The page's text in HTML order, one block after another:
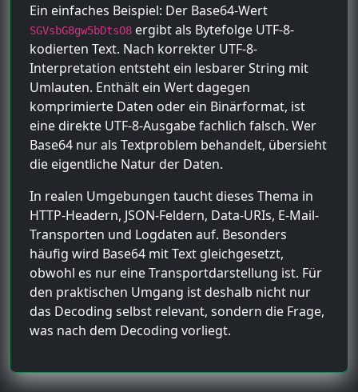
Ein einfaches Beispiel: Der Base64-Wert
SGVsbG8gw5bDtsO8 ergibt als Bytefolge UTF-8-
kodierten Text. Nach korrekter UTF-8-
Interpretation entsteht ein lesbarer String mit
Umlauten. Enthält ein Wert dagegen
komprimierte Daten oder ein Binärformat, ist
eine direkte UTF-8-Ausgabe fachlich falsch. Wer
Base64 nur als Textproblem behandelt, übersieht
die eigentliche Natur der Daten.
In realen Umgebungen taucht dieses Thema in
HTTP-Headern, JSON-Feldern, Data-URIs, E-Mail-
Transporten und Logdaten auf. Besonders
häufig wird Base64 mit Text gleichgesetzt,
obwohl es nur eine Transportdarstellung ist. Für
den praktischen Umgang ist deshalb nicht nur
das Decoding selbst relevant, sondern die Frage,
was nach dem Decoding vorliegt.